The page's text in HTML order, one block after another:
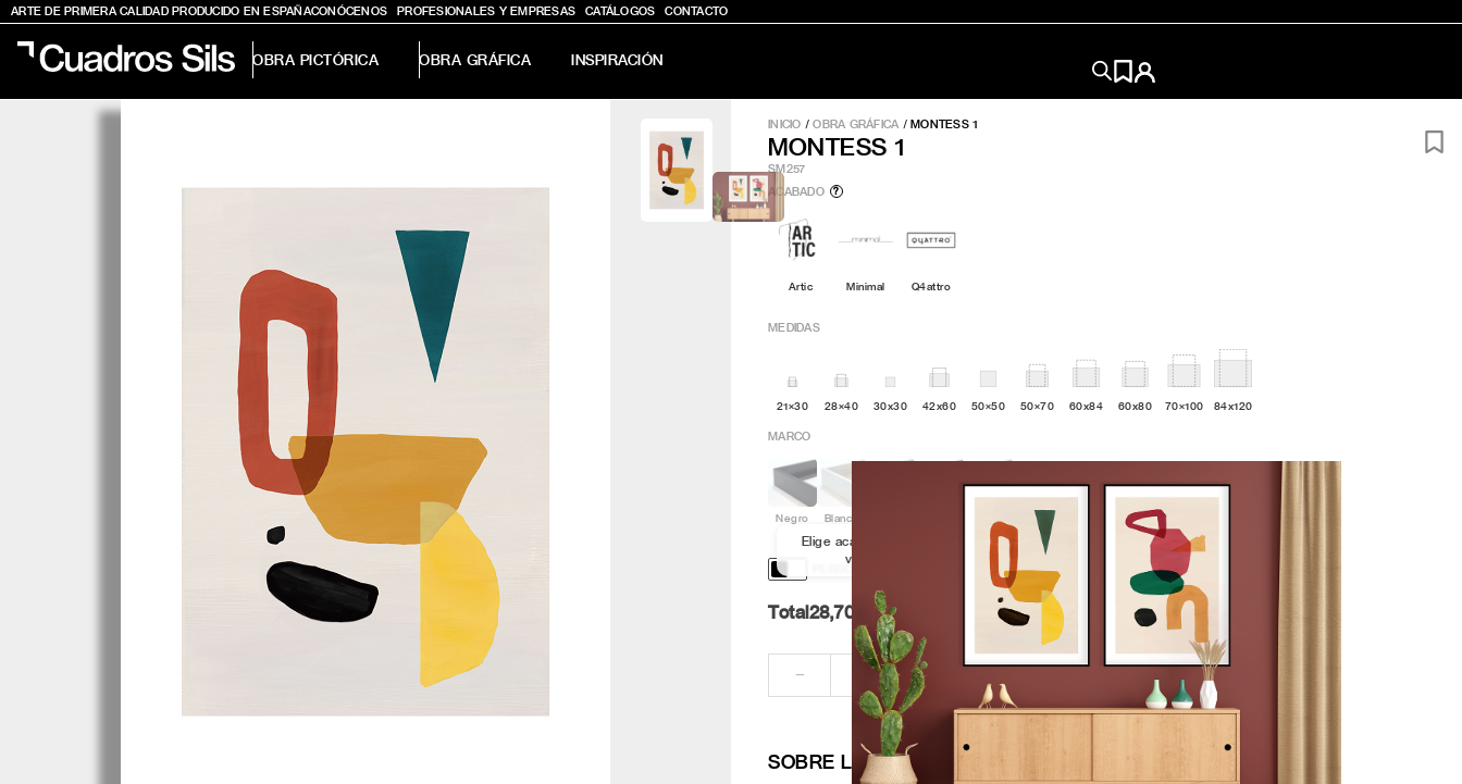
ARTE DE PRIMERA CALIDAD PRODUCIDO EN ESPAÑACONÓCENOS PROFESIONALES Y EMPRESAS CATÁLOGOS CONTACTO
OBRA PICTÓRICA OBRA GRÁFICA INSPIRACIÓN
Obra Pictórica
INICIO /OBRA GRÁFICA / MONTESS 1
MONTESS 1
SM257
ACABADO
?
Artic Minimal Q4attro
MEDIDAS
21×30 28×40 30x30 42x60 50×50 50×70 60x84 60x80 70×100 84x120
MARCO
Negro Blanco
Elige acabado y medida para
ver los marcos
Total28,70 Pt.
− +
REGÍSTRATE PARA AÑADIR AL CARRITO
SOBRE LA OBRA